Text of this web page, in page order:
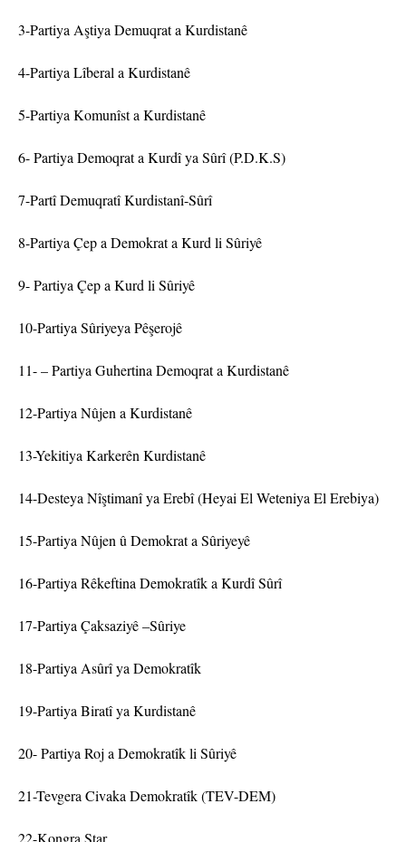
3-Partiya Aştiya Demuqrat a Kurdistanê
4-Partiya Lîberal a Kurdistanê
5-Partiya Komunîst a Kurdistanê
6- Partiya Demoqrat a Kurdî ya Sûrî (P.D.K.S)
7-Partî Demuqratî Kurdistanî-Sûrî
8-Partiya Çep a Demokrat a Kurd li Sûriyê
9- Partiya Çep a Kurd li Sûriyê
10-Partiya Sûriyeya Pêşerojê
11- – Partiya Guhertina Demoqrat a Kurdistanê
12-Partiya Nûjen a Kurdistanê
13-Yekitiya Karkerên Kurdistanê
14-Desteya Nîştimanî ya Erebî (Heyai El Weteniya El Erebiya)
15-Partiya Nûjen û Demokrat a Sûriyeyê
16-Partiya Rêkeftina Demokratîk a Kurdî Sûrî
17-Partiya Çaksaziyê –Sûriye
18-Partiya Asûrî ya Demokratîk
19-Partiya Biratî ya Kurdistanê
20- Partiya Roj a Demokratîk li Sûriyê
21-Tevgera Civaka Demokratîk (TEV-DEM)
22-Kongra Star